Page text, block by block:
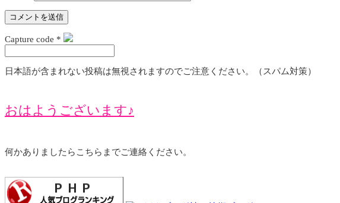
Capture code *
日本語が含まれない投稿は無視されますのでご注意ください。（スパム対策）
おはようございます♪
何かありましたらこちらまでご連絡ください。